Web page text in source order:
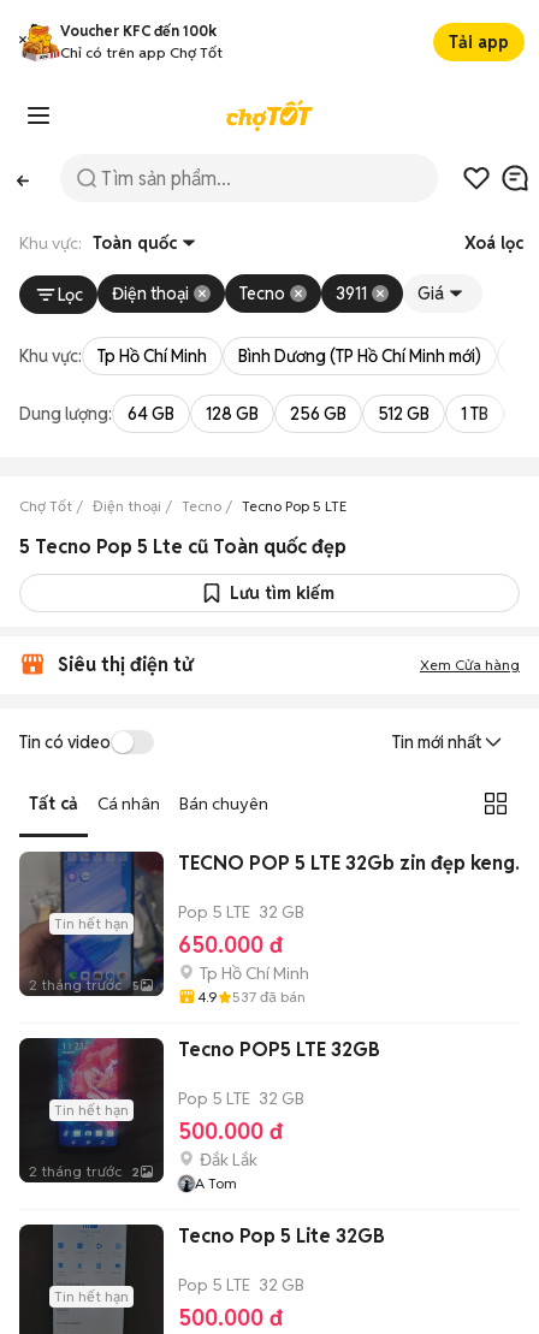
Voucher KFC đến 100k
Chỉ có trên app Chợ Tốt
Tải app
Khu vực: Toàn quốc Xoá lọc
Lọc Điện thoại Tecno 3911 Giá
Khu vực: Tp Hồ Chí Minh Bình Dương (TP Hồ Chí Minh mới)
Dung lượng: 64 GB 128 GB 256 GB 512 GB 1 TB
Chợ Tốt Điện thoại Tecno Tecno Pop 5 LTE
5 Tecno Pop 5 Lte cũ Toàn quốc đẹp
Lưu tìm kiếm
Siêu thị điện tử Xem Cửa hàng
Tin có video Tin mới nhất
Tất cả Cá nhân Bán chuyên
Tin hết hạn
2 tháng trước 5
TECNO POP 5 LTE 32Gb zin đẹp keng.
Pop 5 LTE 32 GB
650.000 đ
Tp Hồ Chí Minh
4.9 537 đã bán
Tin hết hạn
2 tháng trước 2
Tecno POP5 LTE 32GB
Pop 5 LTE 32 GB
500.000 đ
Đắk Lắk
A Tom
Tin hết hạn
Tecno Pop 5 Lite 32GB
Pop 5 LTE 32 GB
500.000 đ